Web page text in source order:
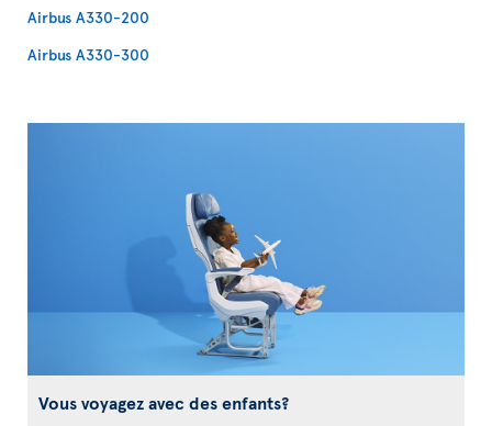
Airbus A330-200
Airbus A330-300
Vous voyagez avec des enfants?